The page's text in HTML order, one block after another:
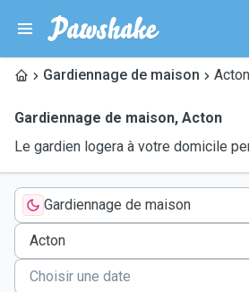
Gardiennage de maison Acton
Gardiennage de maison, Acton
Le gardien logera à votre domicile
Gardiennage de maison